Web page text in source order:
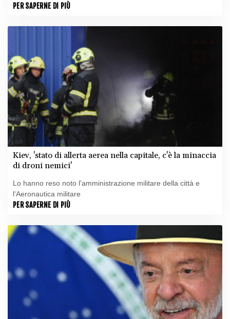
PER SAPERNE DI PIÙ
Kiev, 'stato di allerta aerea nella capitale, c'è la minaccia
di droni nemici'
Lo hanno reso noto l'amministrazione militare della città e
l'Aeronautica militare
PER SAPERNE DI PIÙ